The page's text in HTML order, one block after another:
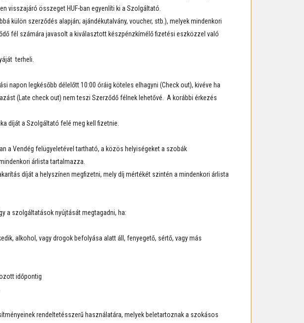
visszajáró összeget HUF-ban egyenlíti ki a Szolgáltató.
külön szerződés alapján; ajándékutalvány, voucher, stb.), melyek mindenkori
fél számára javasolt a kiválasztott készpénzkímélő fizetési eszközzel való
terheli.
napon legkésőbb délelőtt 10:00 óráig köteles elhagyni (Check out), kivéve ha
(Late check out) nem teszi Szerződő félnek lehetővé. A korábbi érkezés
díját a Szolgáltató felé meg kell fizetnie.
a Vendég felügyeletével tartható, a közös helyiségeket a szobák
árlista tartalmazza.
díját a helyszínen megfizetni, mely díj mértékét szintén a mindenkori árlista
a szolgáltatások nyújtását megtagadni, ha:
alkohol, vagy drogok befolyása alatt áll, fenyegető, sértő, vagy más
időpontig
rendeltetésszerű használatára, melyek beletartoznak a szokásos